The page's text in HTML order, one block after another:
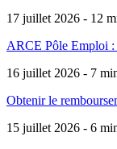
17 juillet 2026 - 12
ARCE Pôle Emploi :
16 juillet 2026 - 7
Obtenir le
15 juillet 2026 - 6